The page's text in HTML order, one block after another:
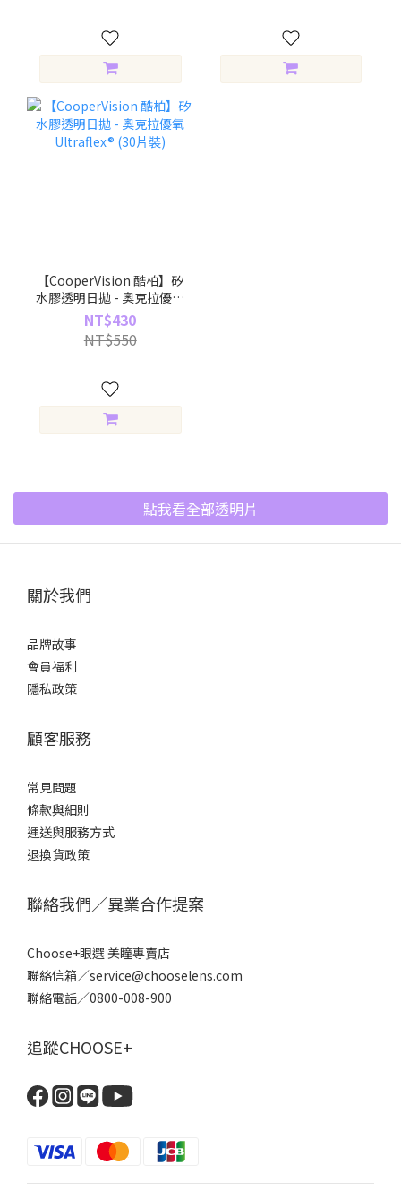
【CooperVision 酷柏】矽
水膠透明日拋 - 奧克拉優氧
Ultraflex® (30片裝)
NT$430
NT$550
點我看全部透明片
關於我們
品牌故事
會員福利
隱私政策
顧客服務
常見問題
條款與細則
運送與服務方式
退換貨政策
聯絡我們／異業合作提案
Choose+眼選 美瞳專賣店
聯絡信箱／service@chooselens.com
聯絡電話／0800-008-900
追蹤CHOOSE+